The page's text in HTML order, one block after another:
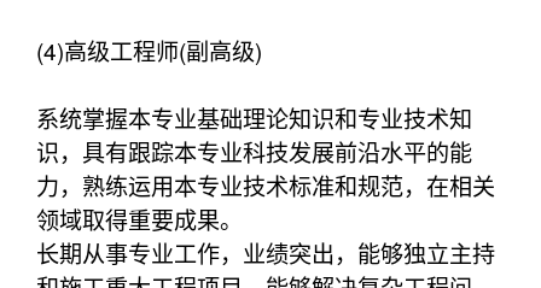
(4)高级工程师(副高级)
系统掌握本专业基础理论知识和专业技术知
识，具有跟踪本专业科技发展前沿水平的能
力，熟练运用本专业技术标准和规范，在相关
领域取得重要成果。
长期从事专业工作，业绩突出，能够独立主持